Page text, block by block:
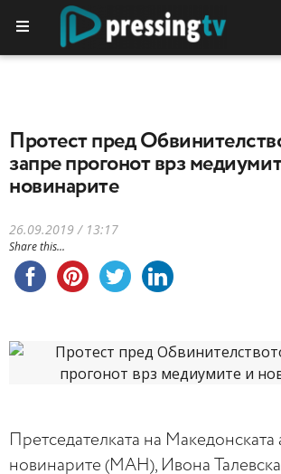
Протест пред
запре прогонот врз
новинарите
26.09.2019 / 13:17
Share this...
Претседателката на Македонската
новинарите (МАН), Ивона